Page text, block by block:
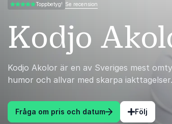
Kodjo
Kodjo Akolor är en av Sveriges mest
humor och allvar med skarpa iakttagelser.
Fråga om pris och datum Följ
5.00 av 5 Toppbetyg! Se recension